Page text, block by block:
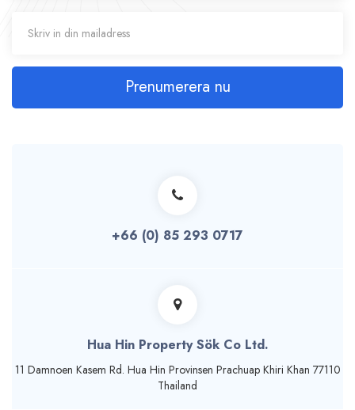
Prenumerera nu
+66 (0) 85 293 0717
Hua Hin Property Sök Co Ltd.
11 Damnoen Kasem Rd. Hua Hin Provinsen Prachuap Khiri Khan 77110
Thailand